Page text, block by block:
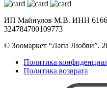
ИП Майнулов М.В. ИНН
324784700109773
© Зоомаркет “Лапа Любви”.
Политика
Политика возврата